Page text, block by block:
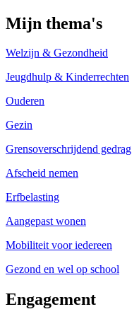
Mijn thema's
Welzijn & Gezondheid
Jeugdhulp & Kinderrechten
Ouderen
Gezin
Grensoverschrijdend gedrag
Afscheid nemen
Erfbelasting
Aangepast wonen
Mobiliteit voor iedereen
Gezond en wel op school
Engagement